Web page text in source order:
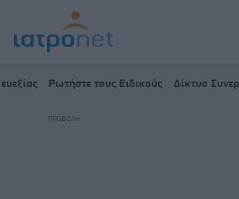
Ρωτήστε τους Ειδικούς Δίκτυο